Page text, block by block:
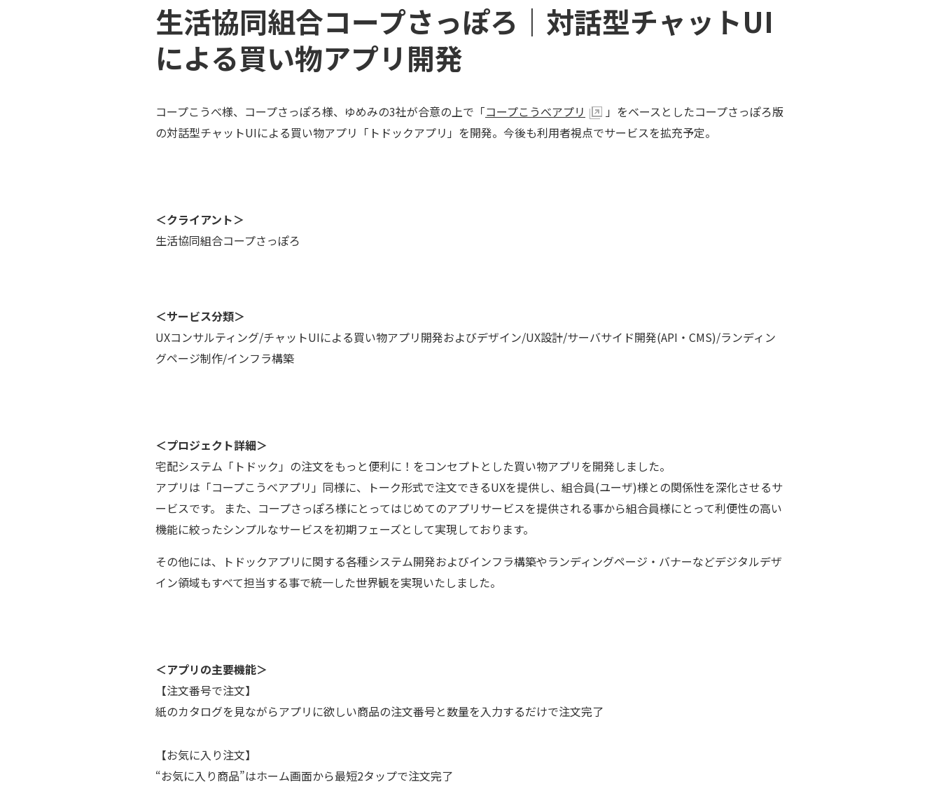
生活協同組合コープさっぽろ｜対話型チャットUI
による買い物アプリ開発
コープこうべ様、コープさっぽろ様、ゆめみの3社が合意の上で「コープこうべアプリ
」をベースとしたコープさっぽろ版
の対話型チャットUIによる買い物アプリ「トドックアプリ」を開発。今後も利用者視点でサービスを拡充予定。
＜クライアント＞
生活協同組合コープさっぽろ
＜サービス分類＞
UXコンサルティング/チャットUIによる買い物アプリ開発およびデザイン/UX設計/サーバサイド開発(API・CMS)/ランディン
グページ制作/インフラ構築
＜プロジェクト詳細＞
宅配システム「トドック」の注文をもっと便利に！をコンセプトとした買い物アプリを開発しました。
アプリは「コープこうべアプリ」同様に、トーク形式で注文できるUXを提供し、組合員(ユーザ)様との関係性を深化させるサ
ービスです。 また、コープさっぽろ様にとってはじめてのアプリサービスを提供される事から組合員様にとって利便性の高い
機能に絞ったシンプルなサービスを初期フェーズとして実現しております。
その他には、トドックアプリに関する各種システム開発およびインフラ構築やランディングページ・バナーなどデジタルデザ
イン領域もすべて担当する事で統一した世界観を実現いたしました。
＜アプリの主要機能＞
【注文番号で注文】
紙のカタログを見ながらアプリに欲しい商品の注文番号と数量を入力するだけで注文完了
【お気に入り注文】
“お気に入り商品”はホーム画面から最短2タップで注文完了